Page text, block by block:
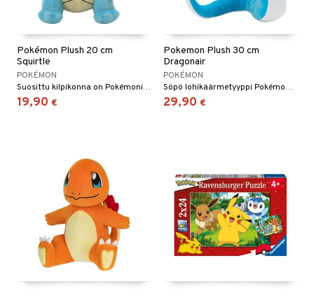
Pokémon Plush 20 cm
Squirtle
POKÉMON
Suosittu kilpikonna on Pokémonista tuttu.
19,90 €
Pokemon Plush 30 cm
Dragonair
POKÉMON
Söpö lohikäärmetyyppi Pokémon-pehmolelukokoelmaasi!
29,90 €